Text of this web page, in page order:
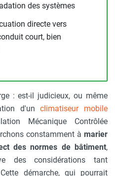
des systèmes
directe vers
court, bien
: est-il judicieux, ou même
d'unclimatiseur mobile
Mécanique Contrôlée
constamment à marier
des normes de bâtiment,
des considérations tant
démarche, qui pourrait